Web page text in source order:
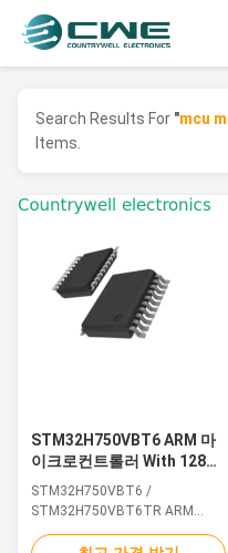
Search Results For "mcu
Items.
STM32H750VBT6 ARM 마
이크로컨트롤러 With 128
Kbytes Flash 480MHz 고성
능 코르텍스-M7 코어
STM32H750VBT6 /
STM32H750VBT6TR ARM
Microcontroller High-